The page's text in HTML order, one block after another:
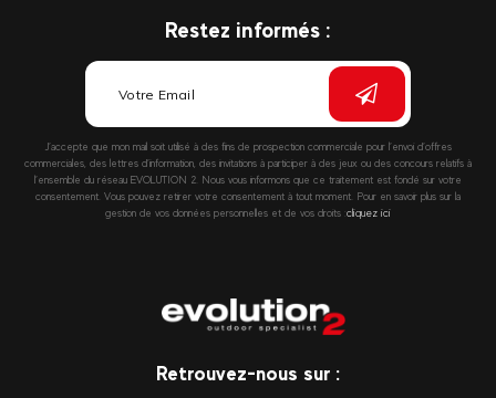
Restez informés :
J’accepte que mon mail soit utilisé à des fins de prospection commerciale pour l’envoi d’offres
commerciales, des lettres d’information, des invitations à participer à des jeux ou des concours relatifs à
l’ensemble du réseau EVOLUTION 2. Nous vous informons que ce traitement est fondé sur votre
consentement. Vous pouvez retirer votre consentement à tout moment. Pour en savoir plus sur la
gestion de vos données personnelles et de vos droits :cliquez ici
Retrouvez-nous sur :